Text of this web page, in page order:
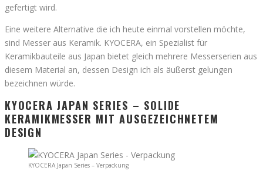
gefertigt wird.
Eine weitere Alternative die ich heute einmal vorstellen möchte,
sind Messer aus Keramik. KYOCERA, ein Spezialist für
Keramikbauteile aus Japan bietet gleich mehrere Messerserien aus
diesem Material an, dessen Design ich als äußerst gelungen
bezeichnen würde.
KYOCERA JAPAN SERIES – SOLIDE
KERAMIKMESSER MIT AUSGEZEICHNETEM
DESIGN
KYOCERA Japan Series – Verpackung